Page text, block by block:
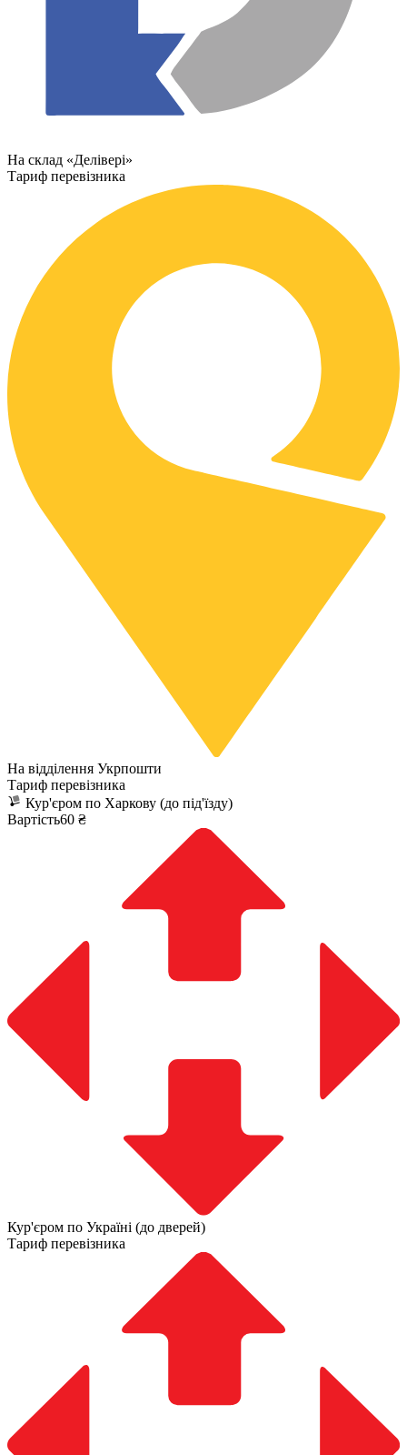
На склад «Делівері»
Тариф перевізника
На відділення Укрпошти
Тариф перевізника
Кур'єром по Харкову (до під'їзду)
Вартість60 ₴
Кур'єром по Україні (до дверей)
Тариф перевізника